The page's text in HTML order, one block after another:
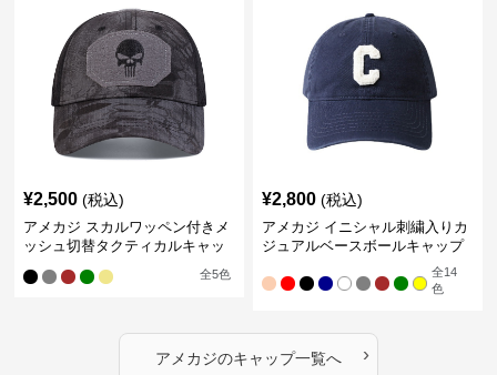
¥2,500 (税込)
アメカジ スカルワッペン付きメ
ッシュ切替タクティカルキャッ
全5色
¥2,800 (税込)
アメカジ イニシャル刺繍入りカ
ジュアルベースボールキャップ
全14
色
アメカジのキャップ一覧へ ›